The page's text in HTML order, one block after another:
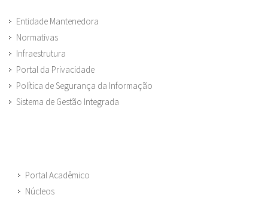
Entidade Mantenedora
Normativas
Infraestrutura
Portal da Privacidade
Política de Segurança da Informação
Sistema de Gestão Integrada
Portal Acadêmico
Núcleos